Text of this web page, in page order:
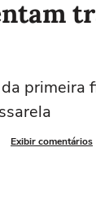
primeira
Exibir comentários